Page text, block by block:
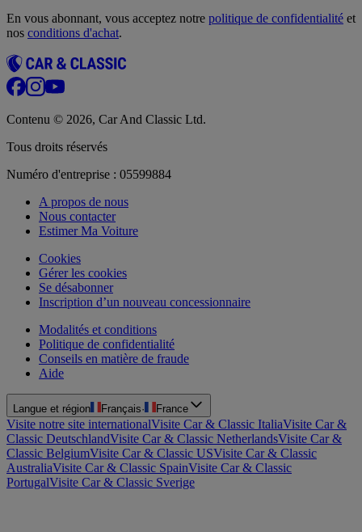
En vous abonnant, vous acceptez notre politique de confidentialité et
nos conditions d'achat.
Contenu © 2026, Car And Classic Ltd.
Tous droits réservés
Numéro d'entreprise : 05599884
A propos de nous
Nous contacter
Estimer Ma Voiture
Cookies
Gérer les cookies
Se désabonner
Inscription d’un nouveau concessionnaire
Modalités et conditions
Politique de confidentialité
Conseils en matière de fraude
Aide
Langue et région Français· France
Visite notre site internationalVisite Car & Classic ItaliaVisite Car &
Classic DeutschlandVisite Car & Classic NetherlandsVisite Car &
Classic BelgiumVisite Car & Classic USVisite Car & Classic
AustraliaVisite Car & Classic SpainVisite Car & Classic
PortugalVisite Car & Classic Sverige